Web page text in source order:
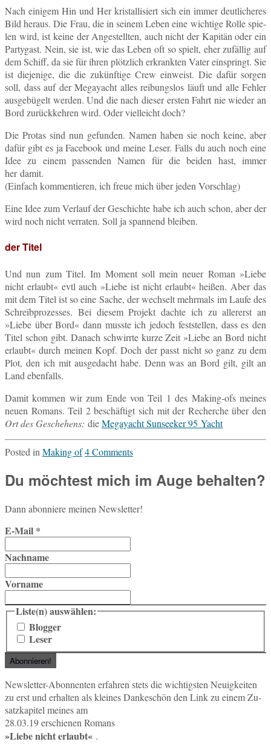
Nach ei­ni­gem Hin und Her kris­tal­li­siert sich ein immer deut­li­che­res
Bild heraus. Die Frau, die in seinem Leben eine wich­ti­ge Rolle spie­
len wird, ist keine der An­ge­stell­ten, auch nicht der Ka­pi­tän oder ein
Par­ty­gast. Nein, sie ist, wie das Leben oft so spielt, eher zu­fäl­lig auf
dem Schiff, da sie für ihren plötz­lich er­krank­ten Vater ein­springt. Sie
ist die­je­ni­ge, die die zu­künf­ti­ge Crew ein­weist. Die dafür sorgen
soll, dass auf der Me­ga­yacht alles rei­bungs­los läuft und alle Fehler
aus­ge­bü­gelt werden. Und die nach dieser ersten Fahrt nie wieder an
Bord zu­rück­keh­ren wird. Oder viel­leicht doch?
Die Protas sind nun ge­fun­den. Namen haben sie noch keine, aber
dafür gibt es ja Face­book und meine Leser. Falls du auch noch eine
Idee zu einem pas­sen­den Namen für die beiden hast, immer
her damit.
(Ein­fach kom­men­tie­ren, ich freue mich über jeden Vorschlag)
Eine Idee zum Ver­lauf der Ge­schich­te habe ich auch schon, aber der
wird noch nicht ver­ra­ten. Soll ja span­nend bleiben.
der Titel
Und nun zum Titel. Im Moment soll mein neuer Roman »Liebe
nicht er­laubt« evtl auch »Liebe ist nicht er­laubt« heißen. Aber das
mit dem Titel ist so eine Sache, der wech­selt mehr­mals im Laufe des
Schreib­pro­zes­ses. Bei diesem Pro­jekt dachte ich zu al­ler­erst an
»Liebe über Bord« dann musste ich jedoch fest­stel­len, dass es den
Titel schon gibt. Danach schwirr­te kurze Zeit »Liebe an Bord nicht
er­laubt« durch meinen Kopf. Doch der passt nicht so ganz zu dem
Plot, den ich mit aus­ge­dacht habe. Denn was an Bord gilt, gilt an
Land ebenfalls.
Damit kommen wir zum Ende von Teil 1 des Making-ofs meines
neuen Romans. Teil 2 be­schäf­tigt sich mit der Re­cher­che über den
Ort des Ge­sche­hens: dieMe­ga­yacht Sun­see­ker 95 Yacht
Posted in Making of4 Comments
Du möchtest mich im Auge behalten?
Dann abon­nie­re meinen Newsletter!
E-Mail *
Nachname
Vorname
Liste(n) auswählen:
Blogger
Leser
News­let­ter-Abon­nen­ten er­fah­ren stets die wich­tigs­ten Neu­ig­kei­ten
zu erst und er­hal­ten als klei­nes Dan­ke­schön den Link zu einem Zu­
satz­ka­pi­tel meines am
28.03.19 er­schie­nen Romans
»Liebe nicht er­laubt« .